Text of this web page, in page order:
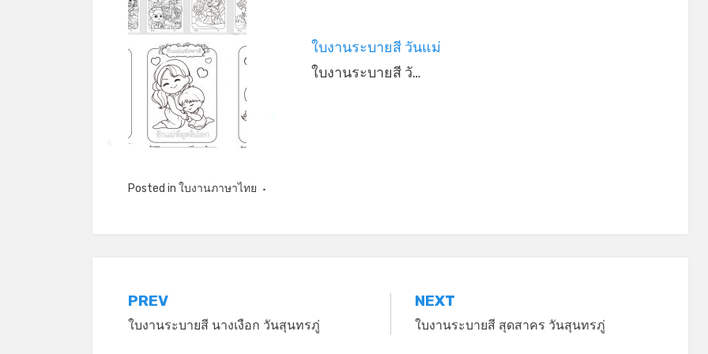
ใบงานระบายสี วันแม่
ใบงานระบายสี วั…
Posted in ใบงานภาษาไทย
แนะแนว
เรื่อง
PREV
ใบงานระบายสี นางเงือก วันสุนทรภู่
NEXT
ใบงานระบายสี สุดสาคร วันสุนทรภู่